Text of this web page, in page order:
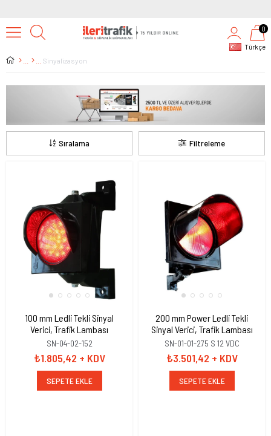
Türkçe
0
Sinyalizasyon
Filtreleme
Sıralama
100 mm Ledli Tekli Sinyal
Verici, Trafik Lambası
SN-04-02-152
₺1.805,42 + KDV
SEPETE EKLE
200 mm Power Ledli Tekli
Sinyal Verici, Trafik Lambası
SN-01-01-275 S 12 VDC
₺3.501,42 + KDV
SEPETE EKLE